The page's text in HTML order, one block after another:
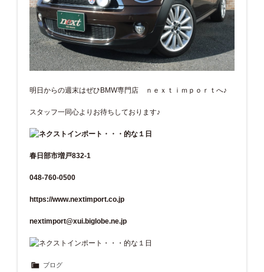
明日からの週末はぜひBMW専門店 ｎｅｘｔｉｍｐｏｒｔへ♪
スタッフ一同心よりお待ちしております♪
春日部市増戸832-1
048-760-0500
https://www.nextimport.co.jp
nextimport@xui.biglobe.ne.jp
ブログ